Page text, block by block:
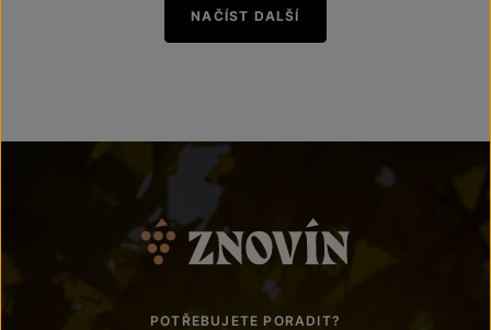
NAČÍST DALŠÍ
POTŘEBUJETE PORADIT?